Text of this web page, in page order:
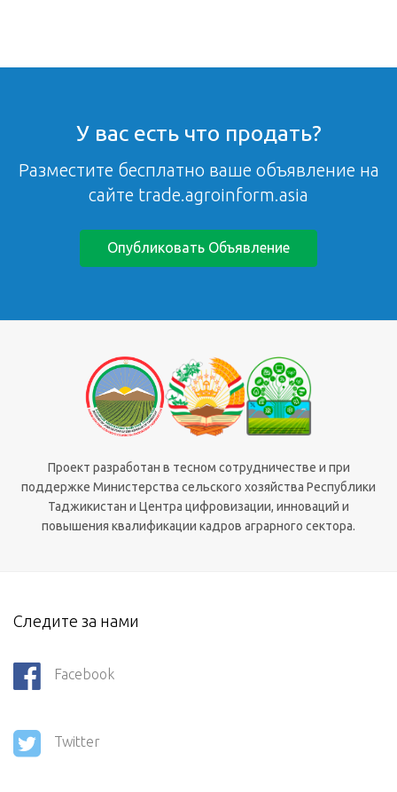
У вас есть что продать?
Разместите бесплатно ваше объявление на
сайте trade.agroinform.asia
Опубликовать Объявление
Проект разработан в тесном сотрудничестве и при
поддержке Министерства сельского хозяйства Республики
Таджикистан и Центра цифровизации, инноваций и
повышения квалификации кадров аграрного сектора.
Следите за нами
Facebook
Twitter